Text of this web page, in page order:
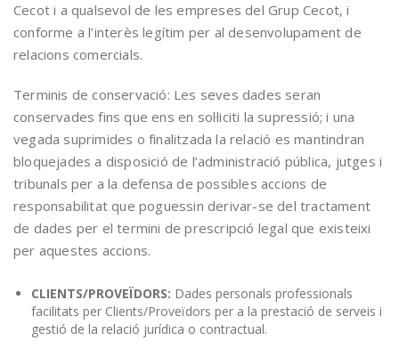
Cecot i a qualsevol de les empreses del Grup Cecot, i
conforme a l’interès legítim per al desenvolupament de
relacions comercials.
Terminis de conservació: Les seves dades seran
conservades fins que ens en sol·liciti la supressió; i una
vegada suprimides o finalitzada la relació es mantindran
bloquejades a disposició de l’administració pública, jutges i
tribunals per a la defensa de possibles accions de
responsabilitat que poguessin derivar-se del tractament
de dades per el termini de prescripció legal que existeixi
per aquestes accions.
CLIENTS/PROVEÏDORS: Dades personals professionals
facilitats per Clients/Proveïdors per a la prestació de serveis i
gestió de la relació jurídica o contractual.